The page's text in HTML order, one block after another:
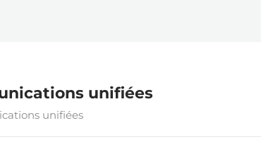
unifiées
unifiées